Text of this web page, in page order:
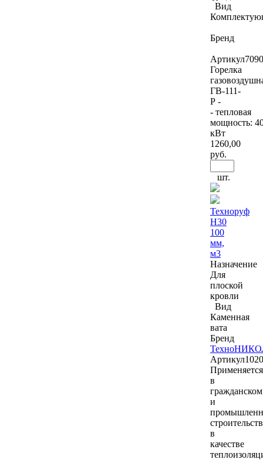
Вид
Бренд
Артикул
Горелка
ГВ-111-
Р -
- тепловая
мощность:
кВт
1260,00
руб.
шт.
Техноруф
Н30
100
мм,
м3
Назначение
Для
плоской
кровли
Вид
Каменная
вата
Бренд
Артикул
Применяется
в
гражданском
и
в
качестве